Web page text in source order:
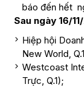
báo đến hết
Sau ngày 16/
Hiệp hội
New World,
Westcoast
Trực, Q.1);